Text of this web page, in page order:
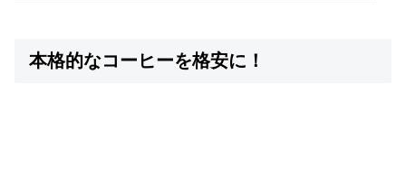
本格的なコーヒーを格安に！